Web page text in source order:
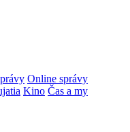
Online správy
Kino Čas a my